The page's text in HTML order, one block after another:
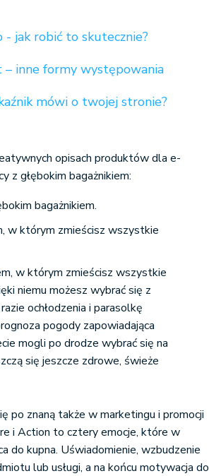
jak robić to skutecznie?
inne formy występowania
mówi o twojej stronie?
opisach produktów dla e-
z głębokim bagażnikiem:
bagażnikiem.
w którym zmieścisz wszystkie
w którym zmieścisz wszystkie
niemu możesz wybrać się z
ochłodzenia i parasolkę
pogody zapowiadająca
mogli po drodze wybrać się na
się jeszcze zdrowe, świeże
po znaną także w marketingu i promocji
i Action to cztery emocje, które w
do kupna. Uświadomienie, wzbudzenie
lub usługi, a na końcu motywacja do